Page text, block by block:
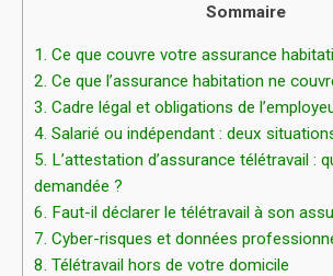
Sommaire
1. Ce que couvre votre assurance
2. Ce que l’assurance habitation ne
3. Cadre légal et obligations de
4. Salarié ou indépendant : deux
5. L’attestation d’assurance télétravail :
demandée ?
6. Faut-il déclarer le télétravail à son
7. Cyber-risques et données
8. Télétravail hors de votre domicile